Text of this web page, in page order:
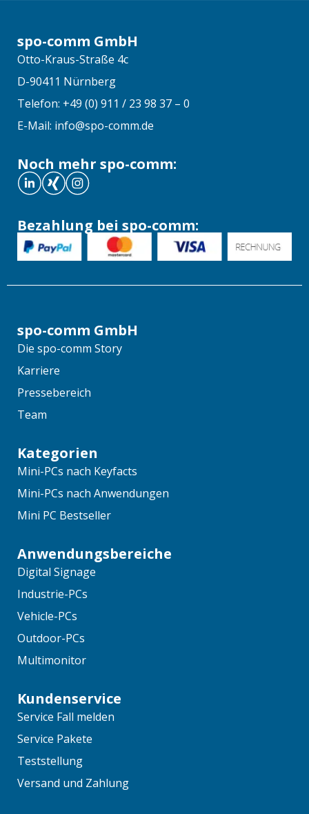
spo-comm GmbH
Otto-Kraus-Straße 4c
D-90411 Nürnberg
Telefon: +49 (0) 911 / 23 98 37 – 0
E-Mail: info@spo-comm.de
Noch mehr spo-comm:
Bezahlung bei spo-comm:
spo-comm GmbH
Die spo-comm Story
Karriere
Pressebereich
Team
Kategorien
Mini-PCs nach Keyfacts
Mini-PCs nach Anwendungen
Mini PC Bestseller
Anwendungsbereiche
Digital Signage
Industrie-PCs
Vehicle-PCs
Outdoor-PCs
Multimonitor
Kundenservice
Service Fall melden
Service Pakete
Teststellung
Versand und Zahlung